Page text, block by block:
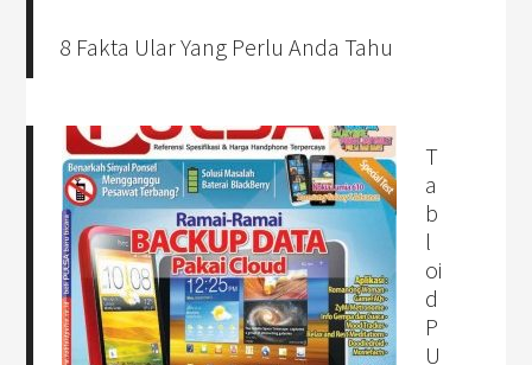
8 Fakta Ular Yang Perlu Anda Tahu
T
a
b
l
oi
d
P
U